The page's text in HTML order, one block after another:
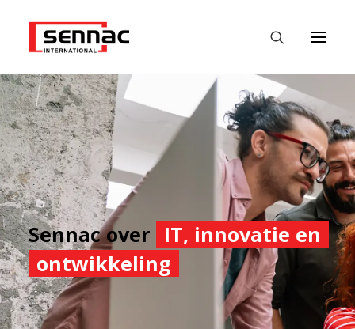
HOME
WERKGEVERS
WERKZOEKENDE
FASTEST
DATALABS
NIEUWS
CONTACT
Sennac over IT, innovatie en
ontwikkeling